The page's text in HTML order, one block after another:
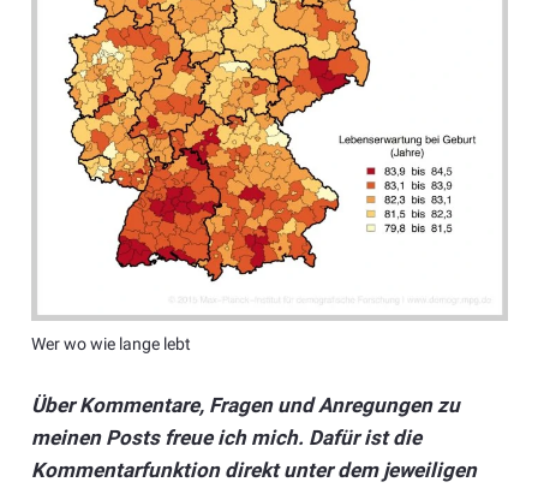
Wer wo wie lange lebt
Über Kommentare, Fragen und Anregungen zu
meinen Posts freue ich mich. Dafür ist die
Kommentarfunktion direkt unter dem jeweiligen